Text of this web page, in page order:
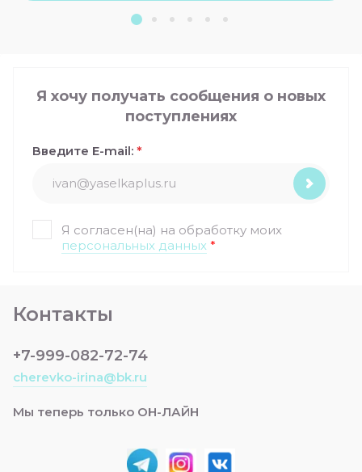
Контакты
+7-999-082-72-74
cherevko-irina@bk.ru
Мы теперь только ОН-ЛАЙН
Я хочу получать сообщения о новых
поступлениях
Я согласен(на) на обработку моих
персональных данных *
Введите E-mail: *